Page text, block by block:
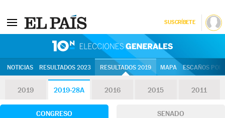
SUSCRÍBETE
NOTICIAS RESULTADOS 2023 RESULTADOS 2019 MAPA ESCAÑOS
2019 2019-28A 2016 2015 2011
CONGRESO SENADO